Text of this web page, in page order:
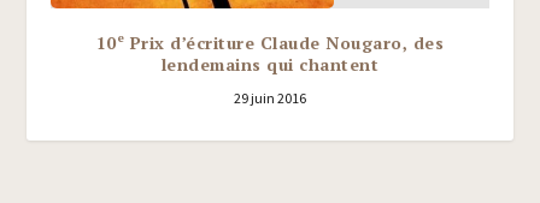
10e Prix d’écriture Claude Nougaro, des
lendemains qui chantent
29 juin 2016